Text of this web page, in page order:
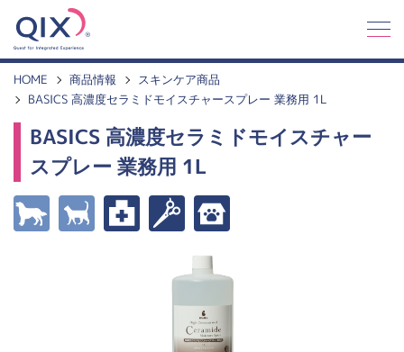
Q
X
HOME
商品情報
スキンケア商品
BASICS 高濃度セラミドモイスチャースプレー 業務用 1L
BASICS 高濃度セラミドモイスチャー
スプレー 業務用 1L